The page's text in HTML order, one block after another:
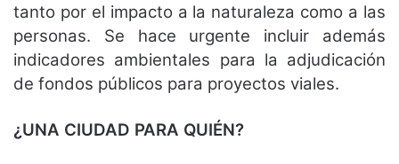
tanto por el impacto a la naturaleza como a las
personas. Se hace urgente incluir además
indicadores ambientales para la adjudicación
de fondos públicos para proyectos viales.
¿UNA CIUDAD PARA QUIÉN?